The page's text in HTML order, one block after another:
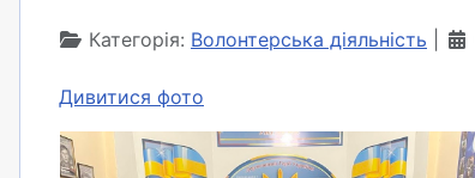
Категорія: Волонтерська діяльність
Дивитися фото